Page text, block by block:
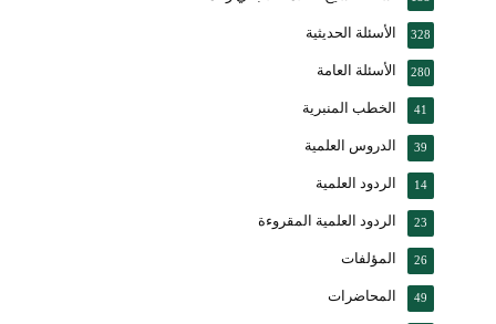
الأسئلة الحديثية 328
الأسئلة العامة 280
الخطب المنبرية 41
الدروس العلمية 39
الردود العلمية 14
الردود العلمية المقروءة 23
المؤلفات 26
المحاضرات 49